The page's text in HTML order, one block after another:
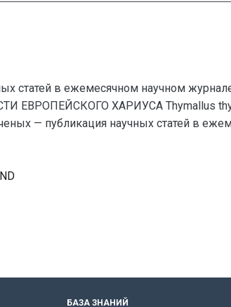
статей в ежемесячном научном
ХАРИУСА Thymallus
— публикация научных статей в
БАЗА ЗНАНИЙ